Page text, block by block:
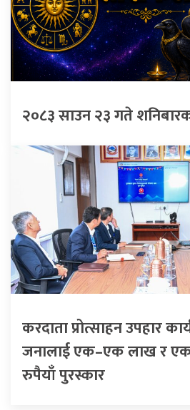
२०८३ साउन २३ गते
करदाता प्रोत्साहन उपहार
जनालाई एक–एक लाख र
रुपैयाँ पुरस्कार